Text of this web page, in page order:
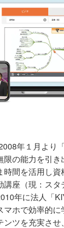
年１月より
限の能力を引き
時間を活用し
座（現：スタ
年に法人「
マホで効率的
ンツを充実させ